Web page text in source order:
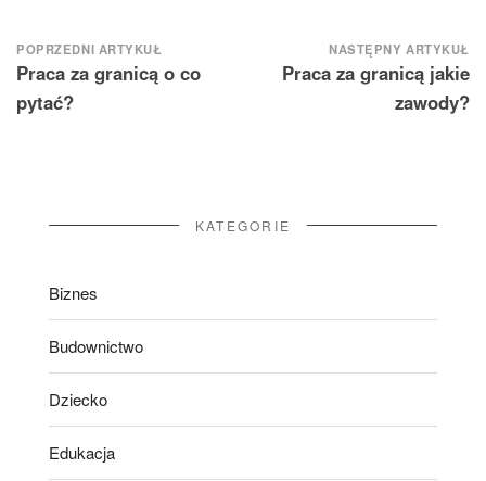
Nawigacja
wpisu
POPRZEDNI ARTYKUŁ
Praca za granicą o co
pytać?
NASTĘPNY ARTYKUŁ
Praca za granicą jakie
zawody?
KATEGORIE
Biznes
Budownictwo
Dziecko
Edukacja